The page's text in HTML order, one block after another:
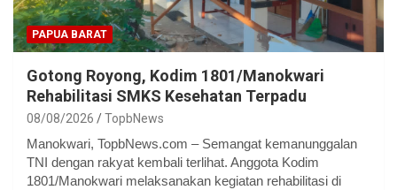
PAPUA BARAT
Gotong Royong, Kodim 1801/Manokwari
Rehabilitasi SMKS Kesehatan Terpadu
08/08/2026 TopbNews
Manokwari, TopbNews.com – Semangat kemanunggalan
TNI dengan rakyat kembali terlihat. Anggota Kodim
1801/Manokwari melaksanakan kegiatan rehabilitasi di